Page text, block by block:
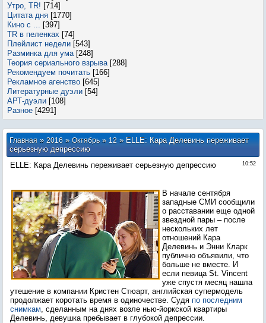
Утро, TR! [714]
Цитата дня [1770]
Кино с ... [397]
TR в пеленках [74]
Плейлист недели [543]
Разминка для ума [248]
Теория сериального взрыва [288]
Рекомендуем почитать [166]
Рекламное агенство [645]
Литературные дуэли [54]
АРТ-дуэли [108]
Разное [4291]
Главная»2016 » Октябрь » 12» ELLE: Кара Делевинь переживает
серьезную депрессию
10:52
ELLE: Кара Делевинь переживает серьезную депрессию
В начале сентября
западные СМИ сообщили
о расставании еще одной
звездной пары – после
нескольких лет
отношений Кара
Делевинь и Энни Кларк
публично объявили, что
больше не вместе. И
если певица St. Vincent
уже спустя месяц нашла
утешение в компании Кристен Стюарт, английская супермодель
продолжает коротать время в одиночестве. Судя по последним
снимкам, сделанным на днях возле нью-йоркской квартиры
Делевинь, девушка пребывает в глубокой депрессии.